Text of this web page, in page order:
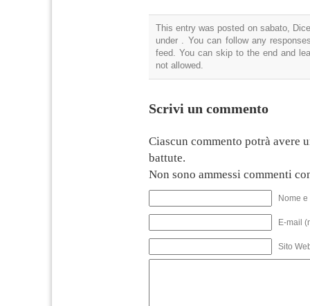
This entry was posted on sabato,
under . You can follow any
feed. You can skip to the end and
not allowed.
Scrivi un commento
Ciascun commento potrà avere
battute.
Non sono ammessi commenti
Nome
E-mail
Sito